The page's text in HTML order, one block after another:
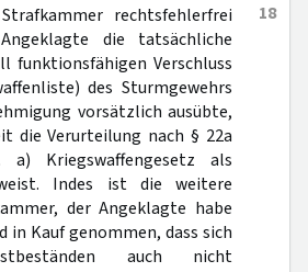
18
rechtsfehlerfrei
die tatsächliche
funktionsfähigen Verschluss
des Sturmgewehrs
vorsätzlich ausübte,
die Verurteilung nach § 22a
Kriegswaffengesetz als
Indes ist die weitere
der Angeklagte habe
in Kauf genommen, dass sich
auch nicht